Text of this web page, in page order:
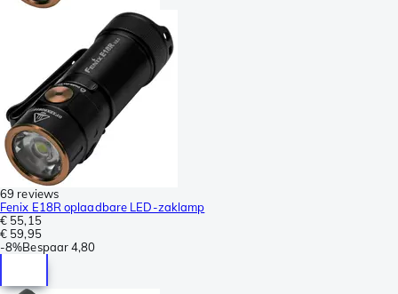
69 reviews
Fenix E18R oplaadbare LED-zaklamp
€ 55,15
€ 59,95
-8%Bespaar4,80